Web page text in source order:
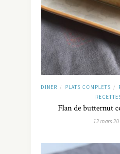
DINER / PLATS COMPLETS /
Flan de butternut
12 mars